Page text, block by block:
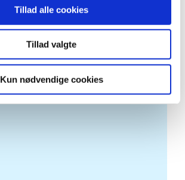
Tillad alle cookies
Tillad valgte
Kun nødvendige cookies